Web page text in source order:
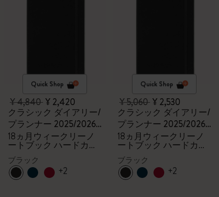
Quick Shop
¥ 4,840¥ 2,420
クラシック ダイアリー/
プランナー 2025/2026
ラージ
18ヵ月ウィークリーノ
ートブック ハードカバ
ー ブラック
ブラック
+2
Quick Shop
¥ 5,060¥ 2,530
クラシック ダイアリー/
プランナー 2025/2026
ラージ
18ヵ月ウィークリーノ
ートブック ハードカバ
ー ブラック
ブラック
+2